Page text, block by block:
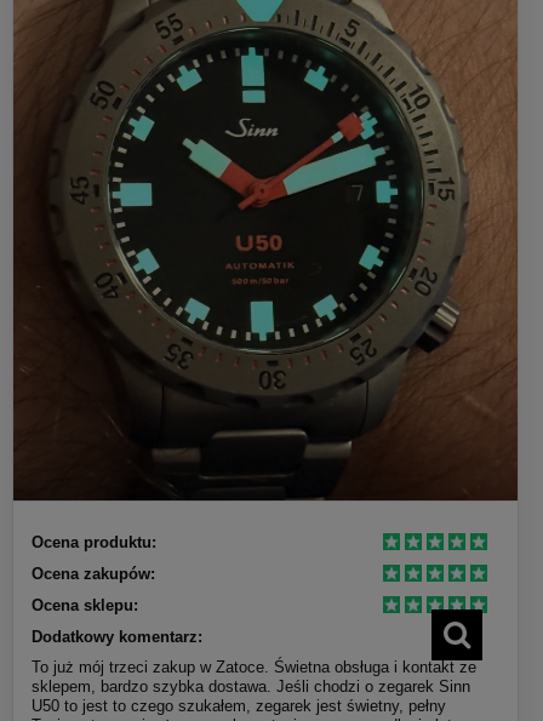
Ocena produktu:
Ocena zakupów:
Ocena sklepu:
Dodatkowy komentarz:
To już mój trzeci zakup w Zatoce. Świetna obsługa i kontakt ze
sklepem, bardzo szybka dostawa. Jeśli chodzi o zegarek Sinn
U50 to jest to czego szukałem, zegarek jest świetny, pełny